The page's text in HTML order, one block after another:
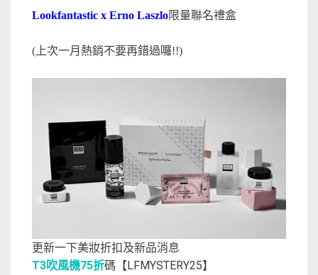
Lookfantastic x Erno Laszlo限量聯名禮盒
(上次一月熱銷不要再錯過囉!!)
更新一下美妝折扣及新品消息
T3吹風機75折碼【LFMYSTERY25】